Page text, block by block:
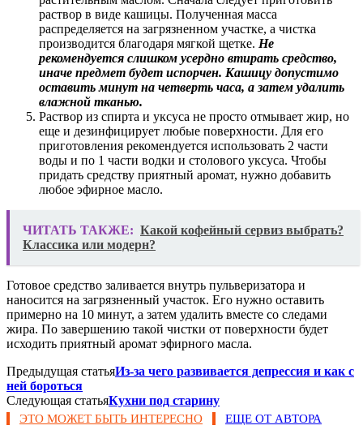
раствор в виде кашицы. Полученная масса
распределяется на загрязненном участке, а чистка
производится благодаря мягкой щетке. Не
рекомендуется слишком усердно втирать средство,
иначе предмет будет испорчен. Кашицу допустимо
оставить минут на четверть часа, а затем удалить
влажной тканью.
Раствор из спирта и уксуса не просто отмывает жир, но
еще и дезинфицирует любые поверхности. Для его
приготовления рекомендуется использовать 2 части
воды и по 1 части водки и столового уксуса. Чтобы
придать средству приятный аромат, нужно добавить
любое эфирное масло.
ЧИТАТЬ ТАКЖЕ: Какой кофейный сервиз выбрать?
Классика или модерн?
Готовое средство заливается внутрь пульверизатора и
наносится на загрязненный участок. Его нужно оставить
примерно на 10 минут, а затем удалить вместе со следами
жира. По завершению такой чистки от поверхности будет
исходить приятный аромат эфирного масла.
Предыдущая статьяИз-за чего развивается депрессия и как с
ней бороться
Следующая статьяКухни под старину
ЭТО МОЖЕТ БЫТЬ ИНТЕРЕСНО ЕЩЕ ОТ АВТОРА